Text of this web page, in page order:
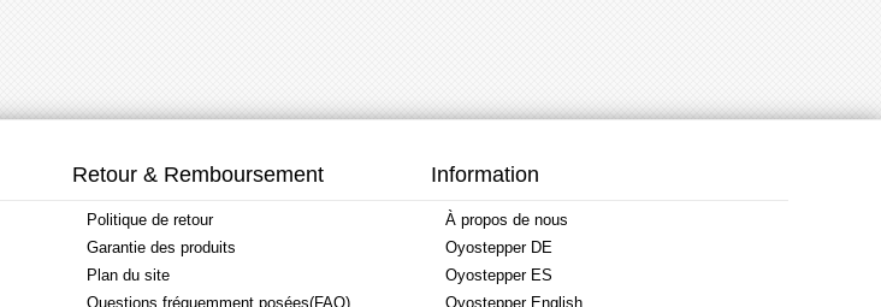
Retour & Remboursement
Politique de retour
Garantie des produits
Plan du site
Questions fréquemment posées(FAQ)
Information
À propos de nous
Oyostepper DE
Oyostepper ES
Oyostepper English